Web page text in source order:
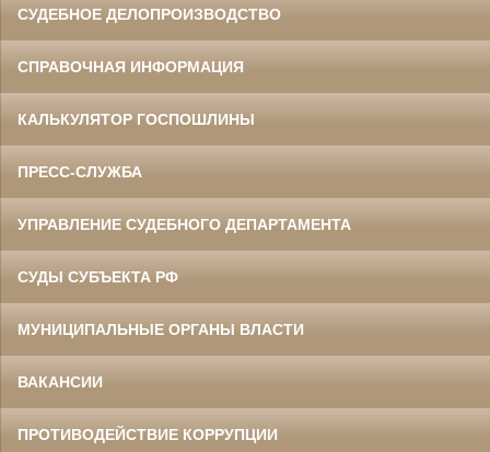
СУДЕБНОЕ ДЕЛОПРОИЗВОДСТВО
СПРАВОЧНАЯ ИНФОРМАЦИЯ
КАЛЬКУЛЯТОР ГОСПОШЛИНЫ
ПРЕСС-СЛУЖБА
УПРАВЛЕНИЕ СУДЕБНОГО ДЕПАРТАМЕНТА
СУДЫ СУБЪЕКТА РФ
МУНИЦИПАЛЬНЫЕ ОРГАНЫ ВЛАСТИ
ВАКАНСИИ
ПРОТИВОДЕЙСТВИЕ КОРРУПЦИИ